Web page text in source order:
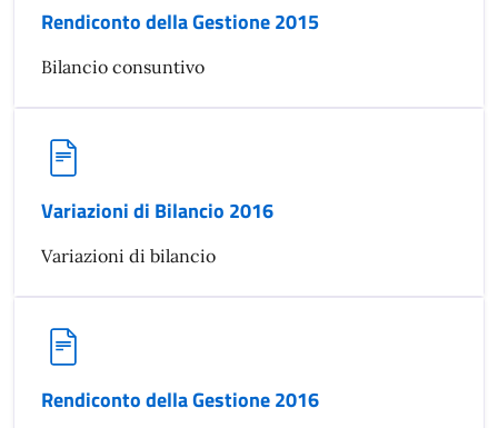
Rendiconto della Gestione 2015
Bilancio consuntivo
Variazioni di Bilancio 2016
Variazioni di bilancio
Rendiconto della Gestione 2016